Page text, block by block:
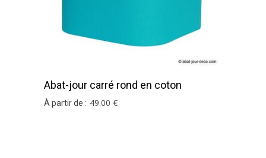
Abat-jour carré rond en coton
turquoise
À partir de : 49.00 €